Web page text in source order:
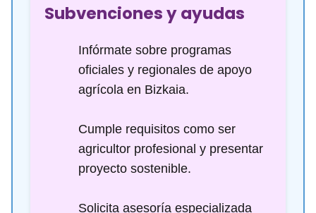
Subvenciones y ayudas
Infórmate sobre programas
oficiales y regionales de apoyo
agrícola en Bizkaia.
Cumple requisitos como ser
agricultor profesional y presentar
proyecto sostenible.
Solicita asesoría especializada